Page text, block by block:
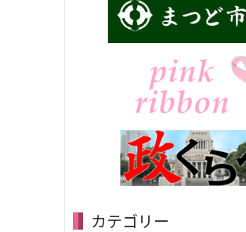
カテゴリー